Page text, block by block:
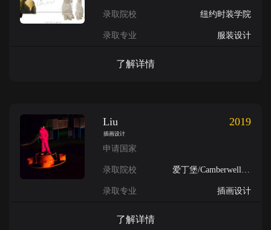
录取院校 纽约时装学院
录取专业 服装设计
了解详情
Liu
插画设计
2019
申请国家
录取院校
录取专业 插画设计
了解详情